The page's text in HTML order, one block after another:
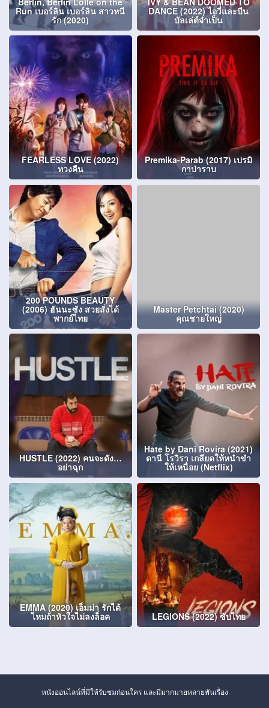
Run เบอร์ลิน เบอร์ลิน สาวหนี
รัก (2020)
DANCE (2022) ไอวี่และบีน
บัลเล่ต์จำเป็น
FEARLESS LOVE (2022)
ทวงคืน
Premika-Parab (2017) เปรมิ
กาป่าราบ
200 POUNDS BEAUTY
(2006) ฮันนะซัง สวยสั่งได้
พากย์ไทย
Master Petchtai (2020)
คุณชายใหญ่
HUSTLE (2022) คนจะดัง…
อย่าฉุก
Hate by Dani Rovira (2021)
ดานี โรวิรา เกลียดให้หนำขำ
ให้เหนื่อย (Netflix)
EMMA (2020) เอ็มม่า รักได้
ไหมถ้าหัวใจไม่ลงล็อค LEGIONS (2022) ซับไทย
หนังออนไลน์ที่มีให้รับชมก่อนใคร และมีมากมายหลายพันเรื่อง